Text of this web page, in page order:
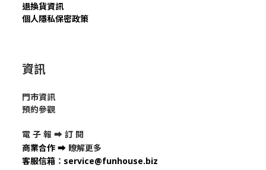
退換貨資訊
個人隱私保密政策
資訊
門市資訊
預約參觀
電 子 報 ➡ 訂 閱
商業合作 ➡ 瞭解更多
客服信箱 ： service@funhouse.biz